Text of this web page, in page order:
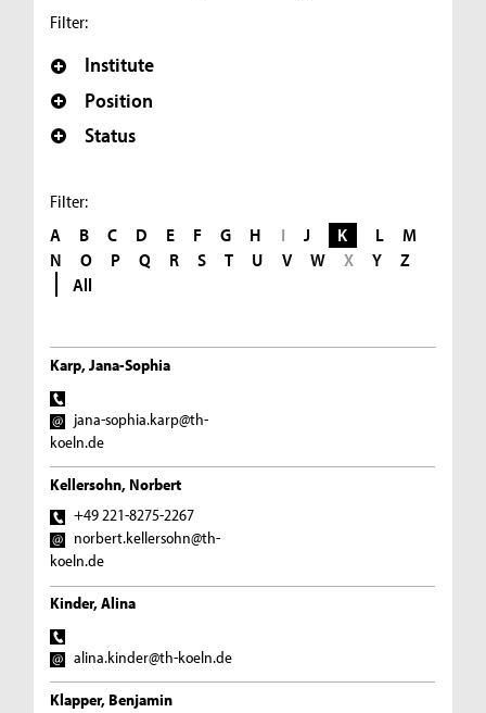
Filter:
Institute
Position
Status
Filter:
A B C D E F G H I J K L
M
N
O P Q R S T U V W X Y
Z
All
Karp, Jana-Sophia
jana-sophia.karp@th-
koeln.de
Kellersohn, Norbert
+49 221-8275-2267
norbert.kellersohn@th-
koeln.de
Kinder, Alina
alina.kinder@th-koeln.de
Klapper, Benjamin